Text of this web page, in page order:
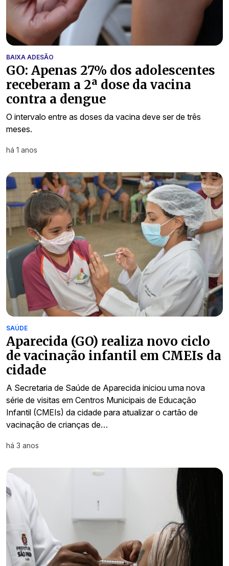
BAIXA ADESÃO
GO: Apenas 27% dos adolescentes
receberam a 2ª dose da vacina
contra a dengue
O intervalo entre as doses da vacina deve ser de três
meses.
há 1 anos
SAÚDE
Aparecida (GO) realiza novo ciclo
de vacinação infantil em CMEIs da
cidade
A Secretaria de Saúde de Aparecida iniciou uma nova
série de visitas em Centros Municipais de Educação
Infantil (CMEIs) da cidade para atualizar o cartão de
vacinação de crianças de…
há 3 anos